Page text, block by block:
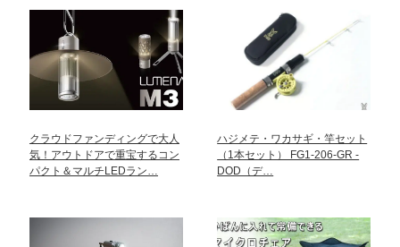
クラウドファンディングで大人
気！アウトドアで重宝するコン
パクト＆マルチLEDラン…
ハジメテ・ワカサギ・竿セット
（1本セット） FG1-206-GR -
DOD（デ…